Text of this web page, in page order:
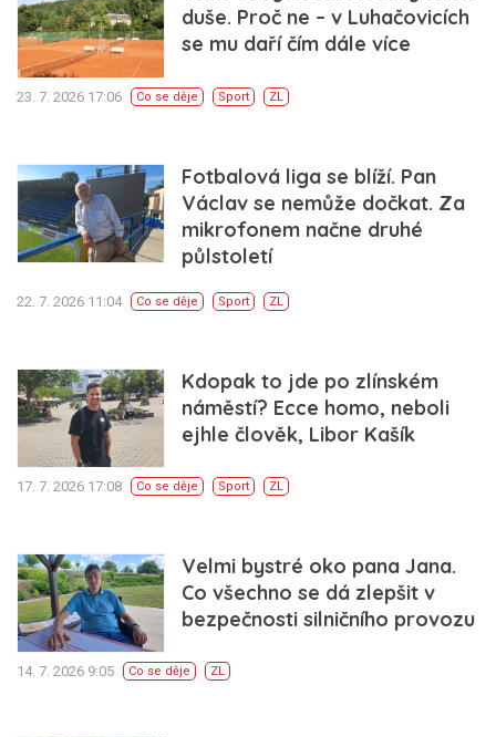
duše. Proč ne – v Luhačovicích
se mu daří čím dále více
23. 7. 2026 17:06 Co se děje Sport ZL
Fotbalová liga se blíží. Pan
Václav se nemůže dočkat. Za
mikrofonem načne druhé
půlstoletí
22. 7. 2026 11:04 Co se děje Sport ZL
Kdopak to jde po zlínském
náměstí? Ecce homo, neboli
ejhle člověk, Libor Kašík
17. 7. 2026 17:08 Co se děje Sport ZL
Velmi bystré oko pana Jana.
Co všechno se dá zlepšit v
bezpečnosti silničního provozu
14. 7. 2026 9:05 Co se děje ZL